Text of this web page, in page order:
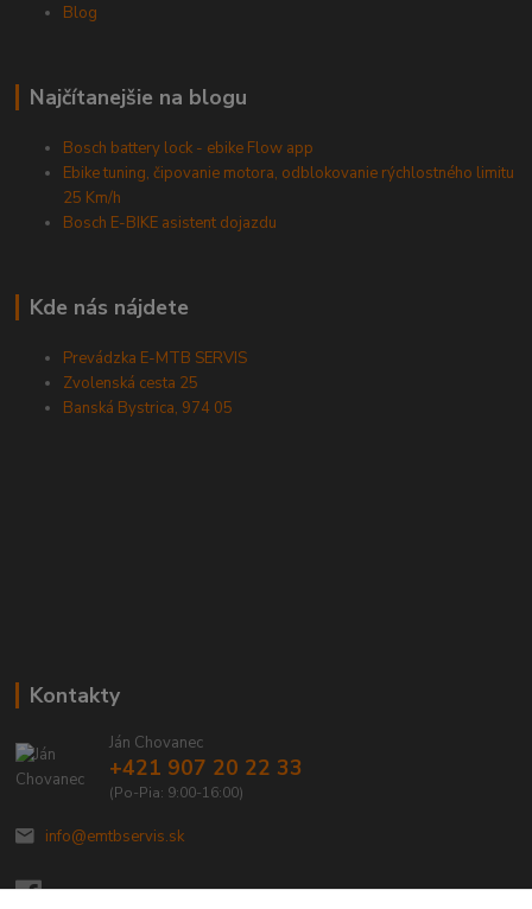
Blog
Najčítanejšie na blogu
Bosch battery lock - ebike Flow app
Ebike tuning, čipovanie motora, odblokovanie rýchlostného limitu
25 Km/h
Bosch E-BIKE asistent dojazdu
Kde nás nájdete
Prevádzka E-MTB SERVIS
Zvolenská cesta 25
Banská Bystrica, 974 05
Kontakty
Ján Chovanec
+421 907 20 22 33
(Po-Pia: 9:00-16:00)
info@emtbservis.sk